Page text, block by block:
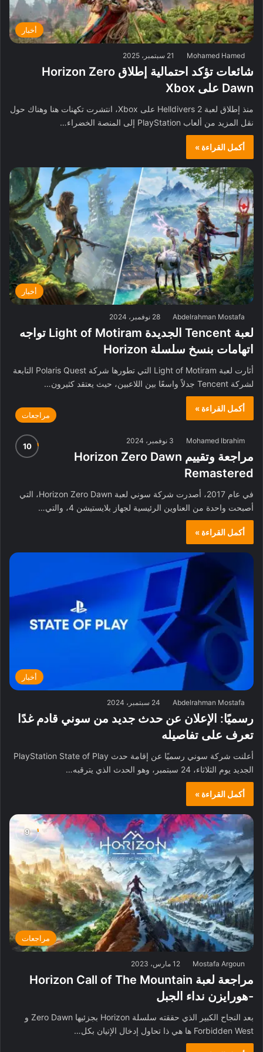
أخبار
Mohamed Hamed 21 سبتمبر، 2025
شائعات تؤكد احتمالية إطلاق Horizon Zero
Dawn على Xbox
منذ إطلاق لعبة Helldivers 2 على Xbox، انتشرت تكهنات هنا وهناك حول
نقل المزيد من ألعاب PlayStation إلى المنصة الخضراء…
أكمل القراءة »
أخبار
Abdelrahman Mostafa 28 نوفمبر، 2024
لعبة Tencent الجديدة Light of Motiram تواجه
اتهامات بنسخ سلسلة Horizon
أثارت لعبة Light of Motiram التي تطورها شركة Polaris Quest التابعة
لشركة Tencent جدلاً واسعًا بين اللاعبين، حيث يعتقد كثيرون…
أكمل القراءة »
مراجعات
Mohamed Ibrahim 3 نوفمبر، 2024
مراجعة وتقييم Horizon Zero Dawn
Remastered
في عام 2017، أصدرت شركة سوني لعبة Horizon Zero Dawn، التي
أصبحت واحدة من العناوين الرئيسية لجهاز بلايستيشن 4، والتي…
أكمل القراءة »
أخبار
Abdelrahman Mostafa 24 سبتمبر، 2024
رسميًا: الإعلان عن حدث جديد من سوني قادم غدًا
تعرف على تفاصيله
أعلنت شركة سوني رسميًا عن إقامة حدث PlayStation State of Play
الجديد يوم الثلاثاء، 24 سبتمبر، وهو الحدث الذي يترقبه…
أكمل القراءة »
مراجعات
Mostafa Argoun 12 مارس، 2023
مراجعة لعبة Horizon Call of The Mountain
-هورايزن نداء الجبل
بعد النجاح الكبير الذي حققته سلسلة Horizon بجزئيها Zero Dawn و
Forbidden West ها هي ذا تحاول إدخال الإتيان بكل…